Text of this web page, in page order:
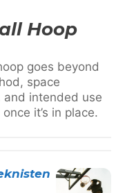
Hoop
goes beyond
space
intended use
it’s in place.